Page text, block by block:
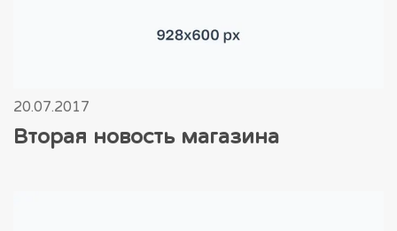
20.07.2017
Вторая новость магазина